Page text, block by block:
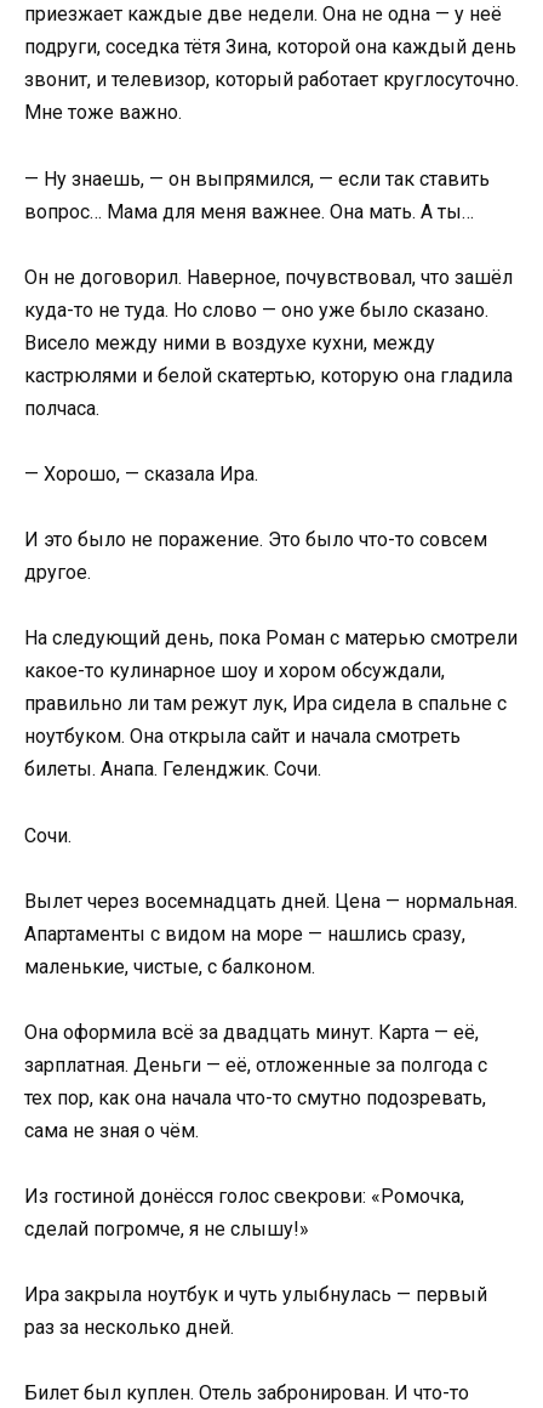
приезжает каждые две недели. Она не одна — у неё
подруги, соседка тётя Зина, которой она каждый день
звонит, и телевизор, который работает круглосуточно.
Мне тоже важно.
— Ну знаешь, — он выпрямился, — если так ставить
вопрос… Мама для меня важнее. Она мать. А ты…
Он не договорил. Наверное, почувствовал, что зашёл
куда-то не туда. Но слово — оно уже было сказано.
Висело между ними в воздухе кухни, между
кастрюлями и белой скатертью, которую она гладила
полчаса.
— Хорошо, — сказала Ира.
И это было не поражение. Это было что-то совсем
другое.
На следующий день, пока Роман с матерью смотрели
какое-то кулинарное шоу и хором обсуждали,
правильно ли там режут лук, Ира сидела в спальне с
ноутбуком. Она открыла сайт и начала смотреть
билеты. Анапа. Геленджик. Сочи.
Сочи.
Вылет через восемнадцать дней. Цена — нормальная.
Апартаменты с видом на море — нашлись сразу,
маленькие, чистые, с балконом.
Она оформила всё за двадцать минут. Карта — её,
зарплатная. Деньги — её, отложенные за полгода с
тех пор, как она начала что-то смутно подозревать,
сама не зная о чём.
Из гостиной донёсся голос свекрови: «Ромочка,
сделай погромче, я не слышу!»
Ира закрыла ноутбук и чуть улыбнулась — первый
раз за несколько дней.
Билет был куплен. Отель забронирован. И что-то